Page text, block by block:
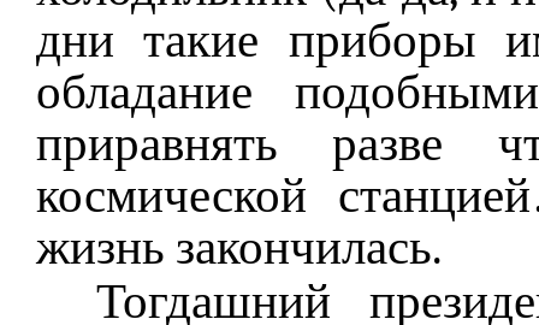
дни такие приборы
обладание
приравнять разве
космической
жизнь закончилась.
Тогдашний